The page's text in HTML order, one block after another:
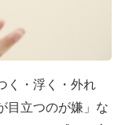
く・浮く・外れ
目立つのが嫌」な